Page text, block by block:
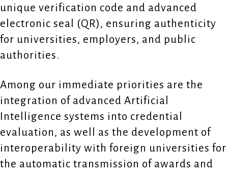
unique verification code and advanced
electronic seal (QR), ensuring authenticity
for universities, employers, and public
authorities.
Among our immediate priorities are the
integration of advanced Artificial
Intelligence systems into credential
evaluation, as well as the development of
interoperability with foreign universities for
the automatic transmission of awards and